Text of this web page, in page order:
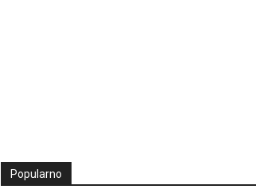
Popularno